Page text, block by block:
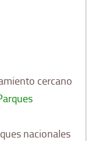
cercano
nacionales